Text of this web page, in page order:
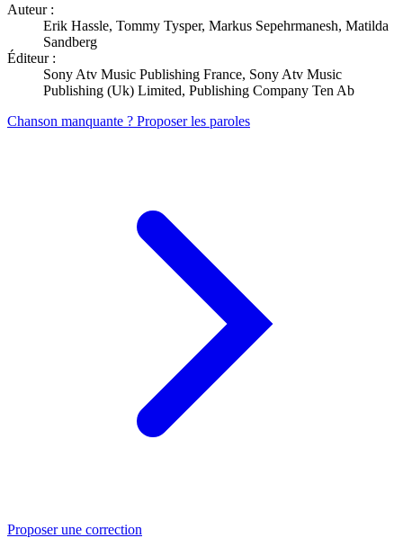
Auteur :
Erik Hassle, Tommy Tysper, Markus Sepehrmanesh, Matilda
Sandberg
Éditeur :
Sony Atv Music Publishing France, Sony Atv Music
Publishing (Uk) Limited, Publishing Company Ten Ab
Chanson manquante ? Proposer les paroles
Proposer une correction